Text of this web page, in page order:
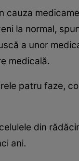
cauza
la normal,
a unor
medicală.
patru faze,
din
ani.